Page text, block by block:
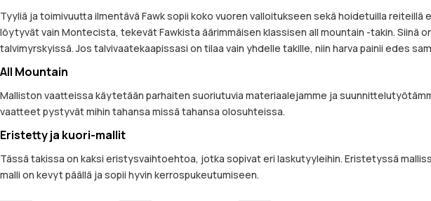
Tyyliä ja toimivuutta ilmentävä Fawk sopii koko vuoren valloitukseen sekä hoidetuilla
löytyvät vain Montecista, tekevät Fawkista äärimmäisen klassisen all mountain -takin. Siinä
talvimyrskyissä. Jos talvivaatekaapissasi on tilaa vain yhdelle takille, niin harva painii edes
All Mountain
Malliston vaatteissa käytetään parhaiten suoriutuvia materiaalejamme ja
vaatteet pystyvät mihin tahansa missä tahansa olosuhteissa.
Eristetty ja kuori-mallit
Tässä takissa on kaksi eristysvaihtoehtoa, jotka sopivat eri laskutyyleihin. Eristetyssä
malli on kevyt päällä ja sopii hyvin kerrospukeutumiseen.